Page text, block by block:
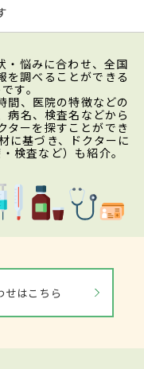
・悩みに合わせ、全国
を調べることができる
す。
間、医院の特徴などの
病名、検査名などから
ターを探すことができ
に基づき、ドクターに
検査など）も紹介。
せはこちら